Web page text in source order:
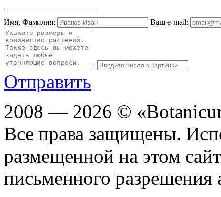
Имя, Фамилия: Ваш e-mail:
Отправить
2008 — 2026 ©
Все права защищены.
размещенной на этом
письменного разрешения